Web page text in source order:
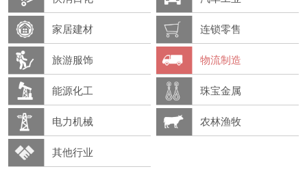
家居建材 连锁零售
旅游服饰 物流制造
能源化工 珠宝金属
电力机械 农林渔牧
其他行业